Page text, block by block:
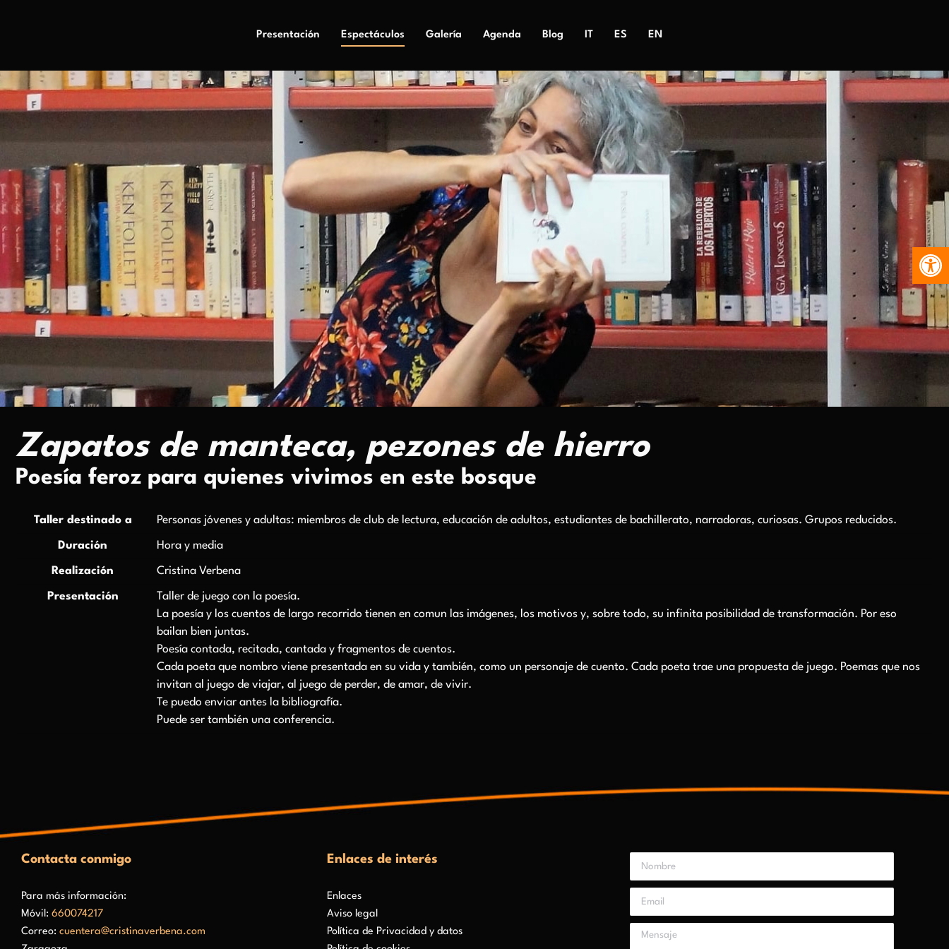
Presentación Espectáculos Galería Agenda Blog IT ES EN
Zapatos de manteca, pezones de hierro
Poesía feroz para quienes vivimos en este bosque
Taller destinado a Personas jóvenes y adultas: miembros de club de lectura, educación de adultos, estudiantes de bachillerato, narradoras, curiosas. Grupos reducidos.
Duración Hora y media
Realización Cristina Verbena
Presentación
Taller de juego con la poesía.
La poesía y los cuentos de largo recorrido tienen en comun las imágenes, los motivos y, sobre todo, su infinita posibilidad de transformación. Por eso
bailan bien juntas.
Poesía contada, recitada, cantada y fragmentos de cuentos.
Cada poeta que nombro viene presentada en su vida y también, como un personaje de cuento. Cada poeta trae una propuesta de juego. Poemas que nos
invitan al juego de viajar, al juego de perder, de amar, de vivir.
Te puedo enviar antes la bibliografía.
Puede ser también una conferencia.
Contacta conmigo
Para más información:
Móvil: 660074217
Correo: cuentera@cristinaverbena.com
Enlaces de interés
Enlaces
Aviso legal
Política de Privacidad y datos